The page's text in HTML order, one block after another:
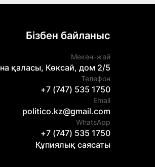
Бізбен байланыс
Мекен-жай
қаласы, Көксай, дом 2/5
Телефон
+7 (747) 535 1750
Email
politico.kz@gmail.com
WhatsApp
+7 (747) 535 1750
Құпиялық саясаты